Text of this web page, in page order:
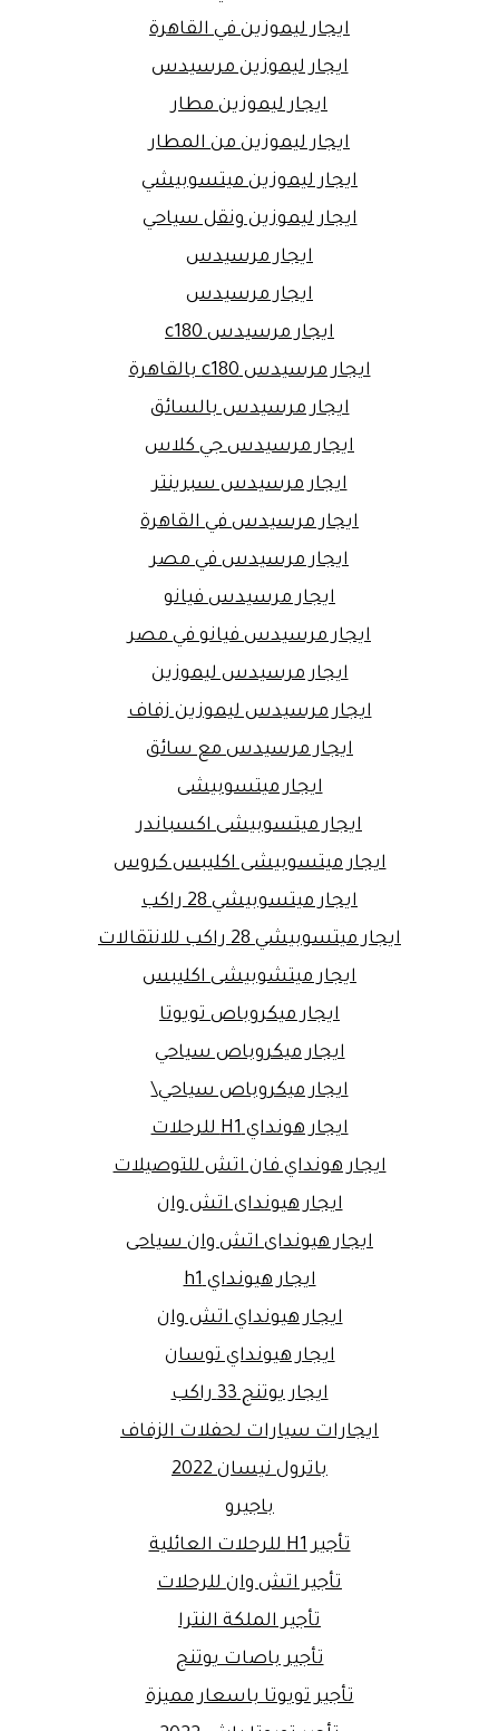
ايجار ليموزين في القاهرة
ايجار ليموزين مرسيدس
ايجار ليموزين مطار
ايجار ليموزين من المطار
ايجار ليموزين ميتسوبيشي
ايجار ليموزين ونقل سياحي
ايجار مرسيدس
ايجار مرسيدس
ايجار مرسيدس c180
ايجار مرسيدس c180 بالقاهرة
ايجار مرسيدس بالسائق
ايجار مرسيدس جي كلاس
ايجار مرسيدس سبرينتر
ايجار مرسيدس في القاهرة
ايجار مرسيدس في مصر
ايجار مرسيدس فيانو
ايجار مرسيدس فيانو في مصر
ايجار مرسيدس ليموزين
ايجار مرسيدس ليموزين زفاف
ايجار مرسيدس مع سائق
ايجار ميتسوبيشى
ايجار ميتسوبيشى اكسباندر
ايجار ميتسوبيشى اكليبس كروس
ايجار ميتسوبيشي 28 راكب
ايجار ميتسوبيشي 28 راكب للانتقالات
ايجار ميتشوبيشى اكليبس
ايجار ميكروباص تويوتا
ايجار ميكروباص سياحي
ايجار ميكروباص سياحي\
ايجار هونداي H1 للرحلات
ايجار هونداي فان اتش للتوصيلات
ايجار هيونداى اتش وان
ايجار هيونداى اتش وان سياحى
ايجار هيونداي h1
ايجار هيونداي اتش وان
ايجار هيونداي توسان
ايجار يوتنج 33 راكب
ايجارات سيارات لحفلات الزفاف
باترول نيسان 2022
باجيرو
تأجير H1 للرحلات العائلية
تأجير اتش وان للرحلات
تأجير الملكة النترا
تأجير باصات يوتنج
تأجير تويوتا باسعار مميزة